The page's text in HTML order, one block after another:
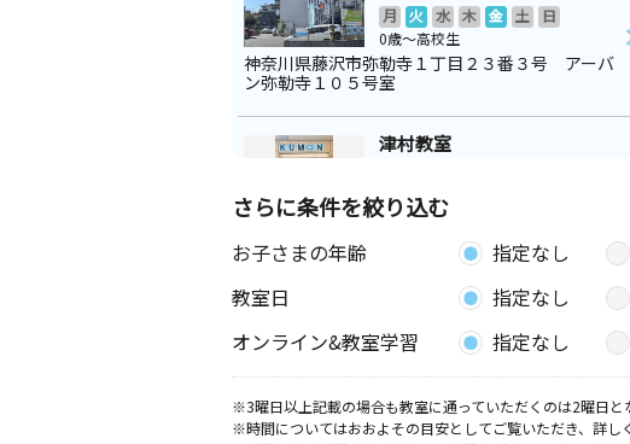
月 火 水 木 金 土
日
0歳～高校生
神奈川県藤沢市弥勒寺１丁目２３番３号 アーバ
ン弥勒寺１０５号室
津村教室
0歳～高校生
神奈川県鎌倉市西鎌倉１丁目１９－１６ アムー
ル西鎌倉１階
湘南深沢教室
木
0歳～高校生
神奈川県鎌倉市寺分１丁目１８－２４
梶原口教室
さらに条件を絞り込む
お子さまの年齢 指定なし
教室日
指定なし
オンライン&教室学習
指定なし
※3曜日以上記載の場合も教室に通っていただくのは2曜日と
※時間についてはおおよその目安としてご覧いただき、詳し